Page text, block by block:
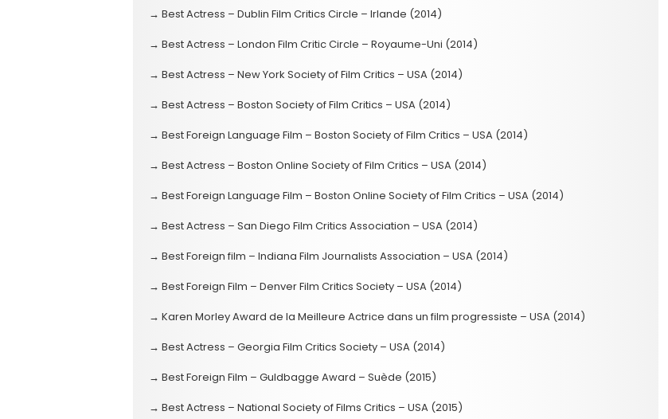
→ Best Actress – Dublin Film Critics Circle – Irlande (2014)
→ Best Actress – London Film Critic Circle – Royaume-Uni (2014)
→ Best Actress – New York Society of Film Critics – USA (2014)
→ Best Actress – Boston Society of Film Critics – USA (2014)
→ Best Foreign Language Film – Boston Society of Film Critics – USA (2014)
→ Best Actress – Boston Online Society of Film Critics – USA (2014)
→ Best Foreign Language Film – Boston Online Society of Film Critics – USA (2014)
→ Best Actress – San Diego Film Critics Association – USA (2014)
→ Best Foreign film – Indiana Film Journalists Association – USA (2014)
→ Best Foreign Film – Denver Film Critics Society – USA (2014)
→ Karen Morley Award de la Meilleure Actrice dans un film progressiste – USA (2014)
→ Best Actress – Georgia Film Critics Society – USA (2014)
→ Best Foreign Film – Guldbagge Award – Suède (2015)
→ Best Actress – National Society of Films Critics – USA (2015)